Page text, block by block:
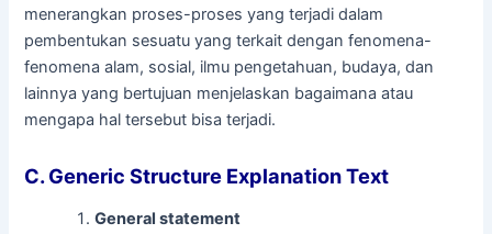
menerangkan proses-proses yang terjadi dalam
pembentukan sesuatu yang terkait dengan fenomena-
fenomena alam, sosial, ilmu pengetahuan, budaya, dan
lainnya yang bertujuan menjelaskan bagaimana atau
mengapa hal tersebut bisa terjadi.
C. Generic Structure Explanation Text
General statement